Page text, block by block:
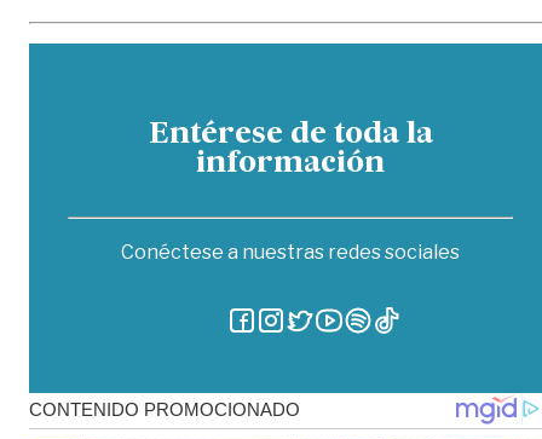
Entérese de toda la
información
Conéctese a nuestras redes sociales